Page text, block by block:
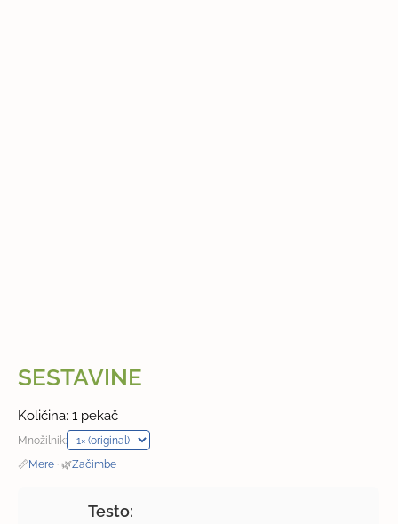
SESTAVINE
Količina: 1 pekač
Množilnik:
📏Mere · 🌿Začimbe
Testo: